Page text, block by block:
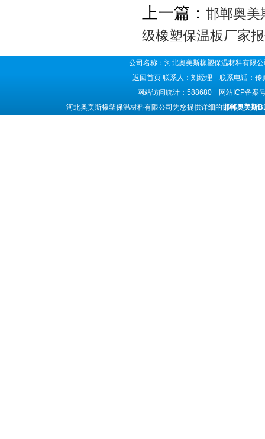
上一篇： 邯郸奥美
级橡塑保温板厂家
公司名称：河北奥美斯橡塑保温材料有
返回首页 联系人：刘经理 联系电话：
网站访问统计：588680 网站ICP备案
河北奥美斯橡塑保温材料有限公司为您提供详细的邯郸奥美斯